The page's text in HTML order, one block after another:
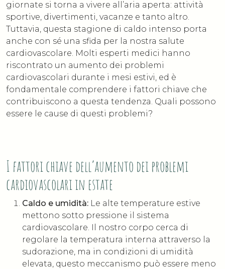
giornate si torna a vivere all’aria aperta: attività
sportive, divertimenti, vacanze e tanto altro.
Tuttavia, questa stagione di caldo intenso porta
anche con sé una sfida per la nostra salute
cardiovascolare. Molti esperti medici hanno
riscontrato un aumento dei problemi
cardiovascolari durante i mesi estivi, ed è
fondamentale comprendere i fattori chiave che
contribuiscono a questa tendenza. Quali possono
essere le cause di questi problemi?
I fattori chiave dell’aumento dei problemi
cardiovascolari in estate
Caldo e umidità: Le alte temperature estive
mettono sotto pressione il sistema
cardiovascolare. Il nostro corpo cerca di
regolare la temperatura interna attraverso la
sudorazione, ma in condizioni di umidità
elevata, questo meccanismo può essere meno